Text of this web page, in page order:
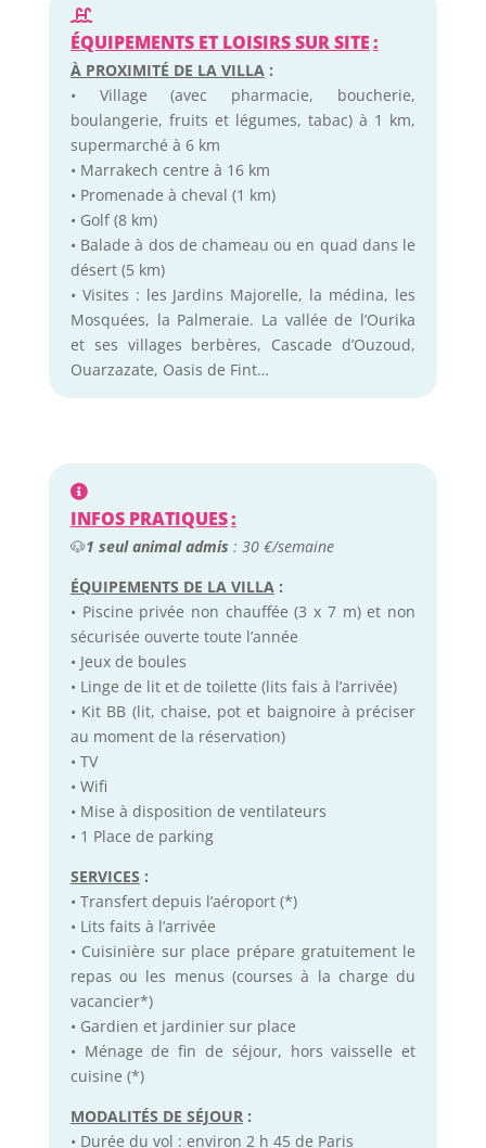
ÉQUIPEMENTS ET LOISIRS SUR SITE:
À PROXIMITÉ DE LA VILLA :
• Village (avec pharmacie, boucherie,
boulangerie, fruits et légumes, tabac) à 1 km,
supermarché à 6 km
• Marrakech centre à 16 km
• Promenade à cheval (1 km)
• Golf (8 km)
• Balade à dos de chameau ou en quad dans le
désert (5 km)
• Visites : les Jardins Majorelle, la médina, les
Mosquées, la Palmeraie. La vallée de l’Ourika
et ses villages berbères, Cascade d’Ouzoud,
Ouarzazate, Oasis de Fint…
INFOS PRATIQUES:
🐶1 seul animal admis : 30 €/semaine
ÉQUIPEMENTS DE LA VILLA :
• Piscine privée non chauffée (3 x 7 m) et non
sécurisée ouverte toute l’année
• Jeux de boules
• Linge de lit et de toilette (lits fais à l’arrivée)
• Kit BB (lit, chaise, pot et baignoire à préciser
au moment de la réservation)
• TV
• Wifi
• Mise à disposition de ventilateurs
• 1 Place de parking
SERVICES :
• Transfert depuis l’aéroport (*)
• Lits faits à l’arrivée
• Cuisinière sur place prépare gratuitement le
repas ou les menus (courses à la charge du
vacancier*)
• Gardien et jardinier sur place
• Ménage de fin de séjour, hors vaisselle et
cuisine (*)
MODALITÉS DE SÉJOUR:
• Durée du vol : environ 2 h 45 de Paris